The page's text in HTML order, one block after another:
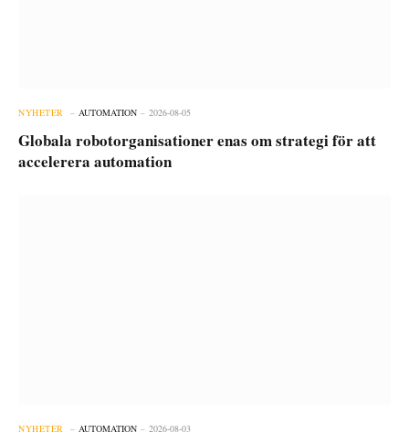
NYHETER AUTOMATION 2026-08-05
Globala robotorganisationer enas om strategi för att
accelerera automation
NYHETER AUTOMATION 2026-08-03